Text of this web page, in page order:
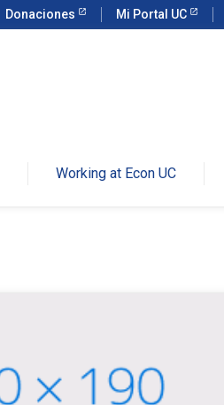
Donaciones Mi Portal UC
Working at Econ UC